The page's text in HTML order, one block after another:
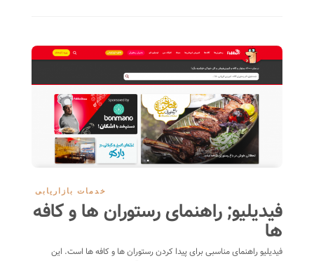
خدمات بازاریابی
فیدیلیو; راهنمای رستوران ها و کافه
ها
فیدیلیو راهنمای مناسبی برای پیدا کردن رستوران ها و کافه ها است. این